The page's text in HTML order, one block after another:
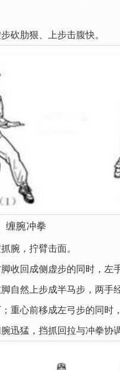
砍肋狠、上步击腹快。
缠腕冲拳
腕，拧臂击面。
收回成侧虚步的同时，左
自然上步成半马步，两手
重心前移成左弓步的同时
迅猛，挡抓回拉与冲拳协